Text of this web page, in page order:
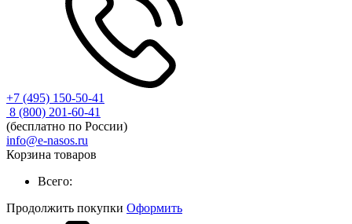
+7 (495) 150-50-41
8 (800) 201-60-41
(бесплатно по России)
info@e-nasos.ru
Корзина товаров
Всего:
Продолжить покупки Оформить